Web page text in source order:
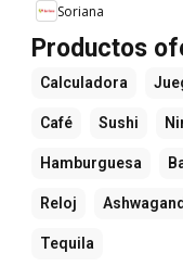
Soriana
Productos
Calculadora
Café Sushi
Hamburguesa
Reloj
Tequila